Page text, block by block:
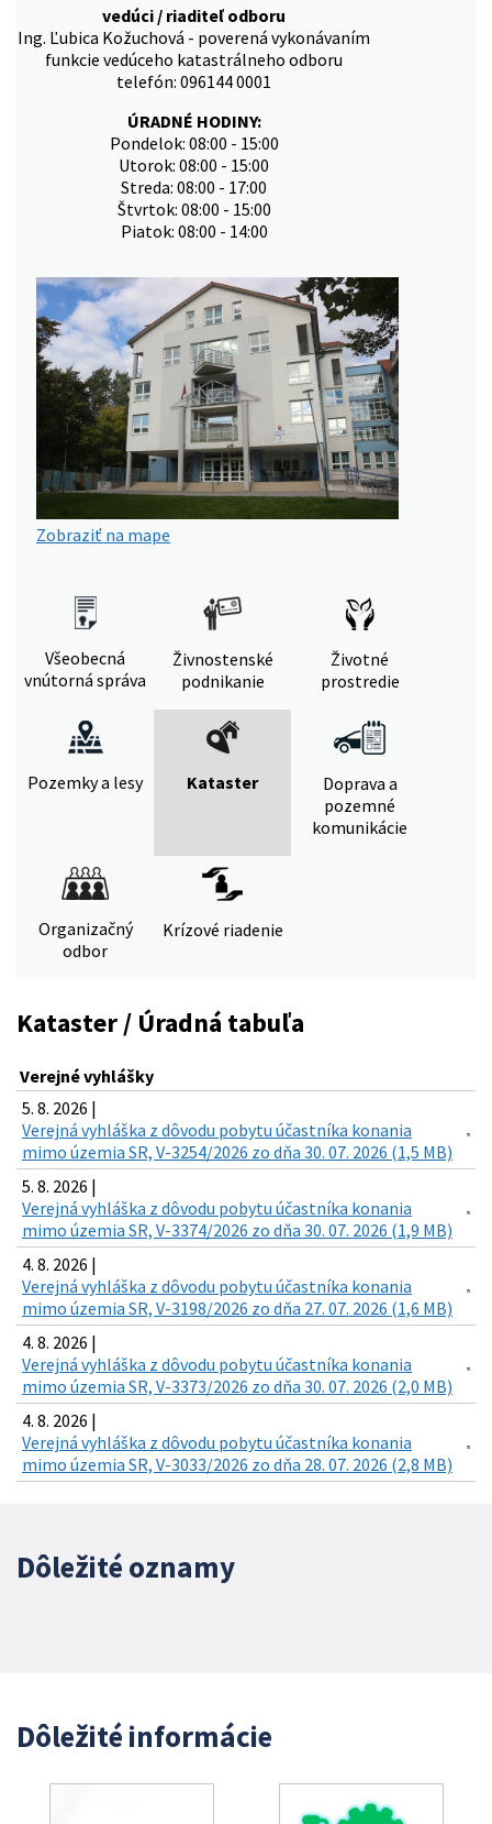
vedúci / riaditeľ odboru
Ing. Ľubica Kožuchová - poverená vykonávaním
funkcie vedúceho katastrálneho odboru
telefón: 096144 0001
ÚRADNÉ HODINY:
Pondelok: 08:00 - 15:00
Utorok: 08:00 - 15:00
Streda: 08:00 - 17:00
Štvrtok: 08:00 - 15:00
Piatok: 08:00 - 14:00
Zobraziť na mape
Všeobecná
vnútorná správa
Živnostenské
podnikanie
Životné
prostredie
Pozemky a lesy Kataster
Doprava a
pozemné
komunikácie
Organizačný
odbor
Krízové riadenie
Kataster / Úradná tabuľa
Verejné vyhlášky
5. 8. 2026 |
Verejná vyhláška z dôvodu pobytu účastníka konania
mimo územia SR, V-3254/2026 zo dňa 30. 07. 2026 (1,5 MB)
5. 8. 2026 |
Verejná vyhláška z dôvodu pobytu účastníka konania
mimo územia SR, V-3374/2026 zo dňa 30. 07. 2026 (1,9 MB)
4. 8. 2026 |
Verejná vyhláška z dôvodu pobytu účastníka konania
mimo územia SR, V-3198/2026 zo dňa 27. 07. 2026 (1,6 MB)
4. 8. 2026 |
Verejná vyhláška z dôvodu pobytu účastníka konania
mimo územia SR, V-3373/2026 zo dňa 30. 07. 2026 (2,0 MB)
4. 8. 2026 |
Verejná vyhláška z dôvodu pobytu účastníka konania
mimo územia SR, V-3033/2026 zo dňa 28. 07. 2026 (2,8 MB)
Dôležité oznamy
Dôležité informácie